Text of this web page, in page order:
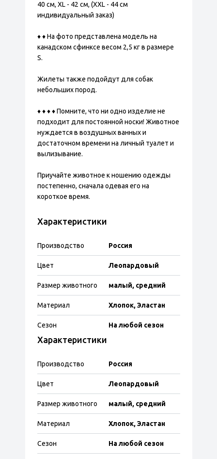
40 см, XL - 42 см, (XXL - 44 см
индивидуальный заказ)
♦ ♦ На фото представлена модель на
канадском сфинксе весом 2,5 кг в размере
S.
Жилеты также подойдут для собак
небольших пород.
♦ ♦ ♦ ♦ Помните, что ни одно изделие не
подходит для постоянной носки! Животное
нуждается в воздушных ванных и
достаточном времени на личный туалет и
вылизывание.
Приучайте животное к ношению одежды
постепенно, сначала одевая его на
короткое время.
Характеристики
Производство Россия
Цвет Леопардовый
Размер животного малый, средний
Материал Хлопок, Эластан
Сезон На любой сезон
Характеристики
Производство Россия
Цвет Леопардовый
Размер животного малый, средний
Материал Хлопок, Эластан
Сезон На любой сезон